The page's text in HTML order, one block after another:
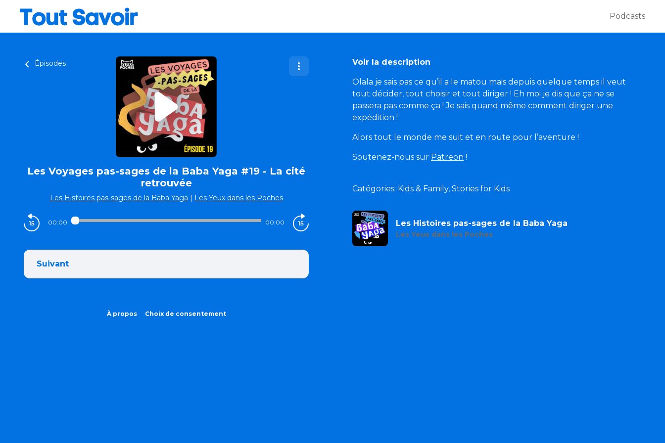
Podcasts
Épisodes
Les Voyages pas-sages de la Baba Yaga #19 - La cité
retrouvée
Les Histoires pas-sages de la Baba Yaga | Les Yeux dans les Poches
00:00 00:00
Suivant
À propos Choix de consentement
Voir la description
Olala je sais pas ce qu’il a le matou mais depuis quelque temps il veut
tout décider, tout choisir et tout diriger ! Eh moi je dis que ça ne se
passera pas comme ça ! Je sais quand même comment diriger une
expédition !
Alors tout le monde me suit et en route pour l’aventure !
Soutenez-nous sur Patreon !
Catégories: Kids & Family, Stories for Kids
Les Histoires pas-sages de la Baba Yaga
Les Yeux dans les Poches